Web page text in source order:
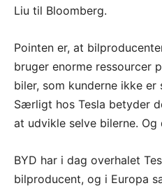
Liu til Bloomberg.
Pointen er, at
bruger enorme ressourcer
biler, som kunderne ikke er
Særligt hos Tesla betyder
at udvikle selve bilerne. Og
BYD har i dag overhalet
bilproducent, og i Europa